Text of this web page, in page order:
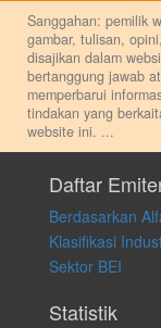
Sanggahan: pemilik
gambar, tulisan,
disajikan dalam
bertanggung jawab
memperbarui
tindakan yang
website ini. ...
pribadi. Kami tidak
membeli, menjual
transaksi
atas keputusan
apapun juga, yang
langsung atas
Daftar
Berdasarkan
Klasifikasi
Sektor BEI
Statistik